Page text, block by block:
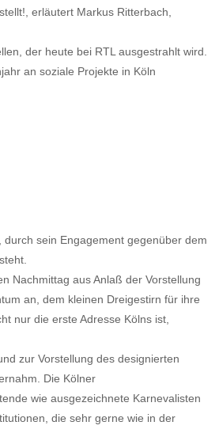
erläutert Markus Ritterbach,
der heute bei RTL ausgestrahlt wird.
an soziale Projekte in Köln
sein Engagement gegenüber dem
Nachmittag aus Anlaß der Vorstellung
an, dem kleinen Dreigestirn für ihre
nur die erste Adresse Kölns ist,
zur Vorstellung des designierten
Die Kölner
wie ausgezeichnete Karnevalisten
die sehr gerne wie in der